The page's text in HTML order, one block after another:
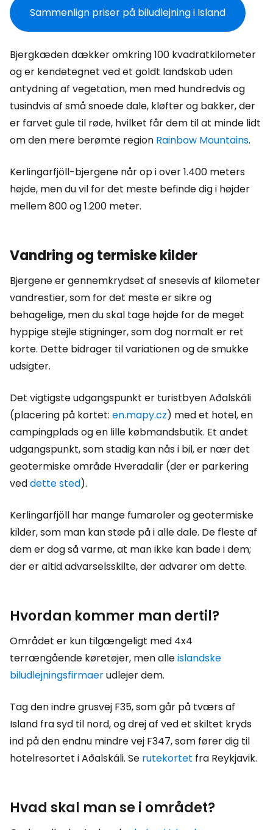
Sammenlign priser på biludlejning i Island
Bjergkæden dækker omkring 100 kvadratkilometer
og er kendetegnet ved et goldt landskab uden
antydning af vegetation, men med hundredvis og
tusindvis af små snoede dale, kløfter og bakker, der
er farvet gule til røde, hvilket får dem til at minde lidt
om den mere berømte region Rainbow Mountains.
Kerlingarfjöll-bjergene når op i over 1.400 meters
højde, men du vil for det meste befinde dig i højder
mellem 800 og 1.200 meter.
Vandring og termiske kilder
Bjergene er gennemkrydset af snesevis af kilometer
vandrestier, som for det meste er sikre og
behagelige, men du skal tage højde for de meget
hyppige stejle stigninger, som dog normalt er ret
korte. Dette bidrager til variationen og de smukke
udsigter.
Det vigtigste udgangspunkt er turistbyen Aðalskáli
(placering på kortet: en.mapy.cz) med et hotel, en
campingplads og en lille købmandsbutik. Et andet
udgangspunkt, som stadig kan nås i bil, er nær det
geotermiske område Hveradalir (der er parkering
veddette sted).
Kerlingarfjöll har mange fumaroler og geotermiske
kilder, som man kan støde på i alle dale. De fleste af
dem er dog så varme, at man ikke kan bade i dem;
der er altid advarselsskilte, der advarer om dette.
Hvordan kommer man dertil?
Området er kun tilgængeligt med 4x4
terrængående køretøjer, men alleislandske
biludlejningsfirmaerudlejer dem.
Tag den indre grusvej F35, som går på tværs af
Island fra syd til nord, og drej af ved et skiltet kryds
ind på den endnu mindre vej F347, som fører dig til
hotelresortet i Aðalskáli. Se rutekortet fra Reykjavik.
Hvad skal man se i området?